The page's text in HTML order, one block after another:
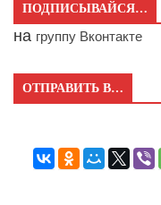
ПОДПИСЫВАЙСЯ…
на группу Вконтакте
ОТПРАВИТЬ В…